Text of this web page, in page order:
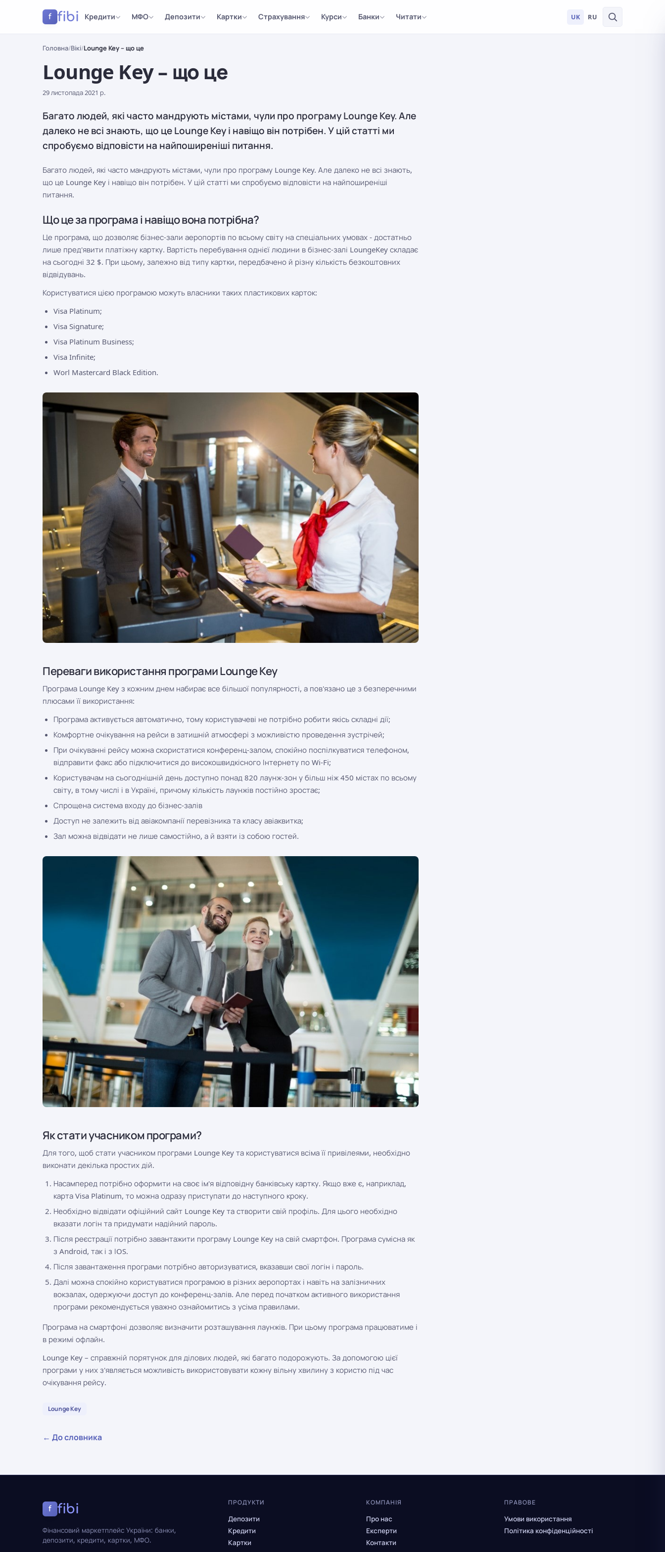
f fibi Кредити МФО Депозити Картки Страхування Курси Банки Читати UK RU
Головна/Вікі/Lounge Key – що це
Lounge Key – що це
29 листопада 2021 р.
Багато людей, які часто мандрують містами, чули про програму Lounge Key. Але
далеко не всі знають, що це Lounge Key і навіщо він потрібен. У цій статті ми
спробуємо відповісти на найпоширеніші питання.
Багато людей, які часто мандрують містами, чули про програму Lounge Key. Але далеко не всі знають,
що це Lounge Key і навіщо він потрібен. У цій статті ми спробуємо відповісти на найпоширеніші
питання.
Що це за програма і навіщо вона потрібна?
Це програма, що дозволяє бізнес-зали аеропортів по всьому світу на спеціальних умовах - достатньо
лише пред'явити платіжну картку. Вартість перебування однієї людини в бізнес-залі LoungeKey складає
на сьогодні 32 $. При цьому, залежно від типу картки, передбачено й різну кількість безкоштовних
відвідувань.
Користуватися цією програмою можуть власники таких пластикових карток:
Visa Platinum;
Visa Signature;
Visa Platinum Business;
Visa Infinite;
Worl Mastercard Black Edition.
Переваги використання програми Lounge Key
Програма Lounge Key з кожним днем ​​набирає все більшої популярності, а пов'язано це з безперечними
плюсами її використання:
Програма активується автоматично, тому користувачеві не потрібно робити якісь складні дії;
Комфортне очікування на рейси в затишній атмосфері з можливістю проведення зустрічей;
При очікуванні рейсу можна скористатися конференц-залом, спокійно поспілкуватися телефоном,
відправити факс або підключитися до високошвидкісного Інтернету по Wi-Fi;
Користувачам на сьогоднішній день доступно понад 820 лаунж-зон у більш ніж 450 містах по всьому
світу, в тому числі і в Україні, причому кількість лаунжів постійно зростає;
Спрощена система входу до бізнес-залів
Доступ не залежить від авіакомпанії перевізника та класу авіаквитка;
Зал можна відвідати не лише самостійно, а й взяти із собою гостей.
Як стати учасником програми?
Для того, щоб стати учасником програми Lounge Key та користуватися всіма її привілеями, необхідно
виконати декілька простих дій.
Насамперед потрібно оформити на своє ім'я відповідну банківську картку. Якщо вже є, наприклад,
карта Visa Platinum, то можна одразу приступати до наступного кроку.
Необхідно відвідати офіційний сайт Lounge Key та створити свій профіль. Для цього необхідно
вказати логін та придумати надійний пароль.
Після реєстрації потрібно завантажити програму Lounge Key на свій смартфон. Програма сумісна як
з Android, так і з ІOS.
Після завантаження програми потрібно авторизуватися, вказавши свої логін і пароль.
Далі можна спокійно користуватися програмою в різних аеропортах і навіть на залізничних
вокзалах, одержуючи доступ до конференц-залів. Але перед початком активного використання
програми рекомендується уважно ознайомитись з усіма правилами.
Програма на смартфоні дозволяє визначити розташування лаунжів. При цьому програма працюватиме і
в режимі офлайн.
Lounge Key – справжній порятунок для ділових людей, які багато подорожують. За допомогою цієї
програми у них з'являється можливість використовувати кожну вільну хвилину з користю під час
очікування рейсу.
Lounge Key
← До словника
f fibi
Фінансовий маркетплейс України: банки,
депозити, кредити, картки, МФО.
ПРОДУКТИ
Депозити
Кредити
Картки
КОМПАНІЯ
Про нас
Експерти
Контакти
ПРАВОВЕ
Умови використання
Політика конфіденційності